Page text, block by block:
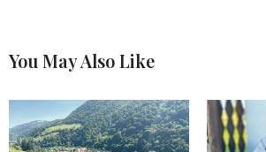
You May Also Like